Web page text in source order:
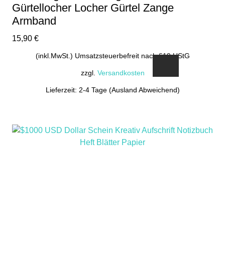
Gürtellocher Locher Gürtel Zange
Armband
15,90 €
(inkl.MwSt.) Umsatzsteuerbefreit nach §19 UStG
zzgl. Versandkosten
Lieferzeit: 2-4 Tage (Ausland Abweichend)